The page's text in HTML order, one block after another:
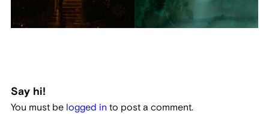
Say hi!
You must be logged in to post a comment.